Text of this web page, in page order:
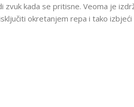
zvuk kada se pritisne. Veoma je
okretanjem repa i tako